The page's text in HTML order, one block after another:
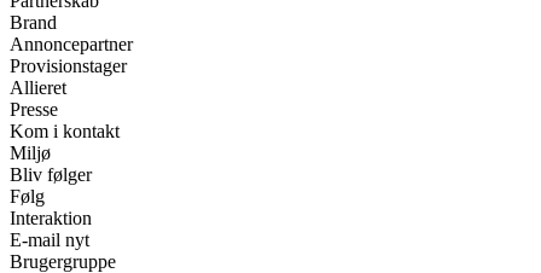
Brand
Annoncepartner
Provisionstager
Allieret
Presse
Kom i kontakt
Miljø
Bliv følger
Følg
Interaktion
E-mail nyt
Brugergruppe